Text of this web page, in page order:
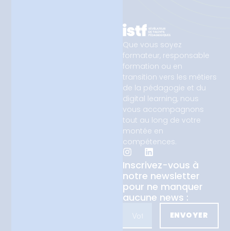
Que vous soyez
formateur, responsable
formation ou en
transition vers les métiers
de la pédagogie et du
digital learning, nous
vous accompagnons
tout au long de votre
montée en
compétences.
Inscrivez-vous à
notre newsletter
pour ne manquer
aucune news :
ENVOYER